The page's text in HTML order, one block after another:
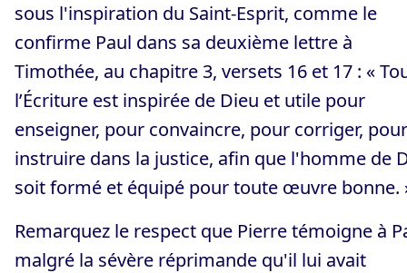
sous l'inspiration du Saint-Esprit, comme le
confirme Paul dans sa deuxième lettre à
Timothée, au chapitre 3, versets 16 et 17 : «
l’Écriture est inspirée de Dieu et utile pour
enseigner, pour convaincre, pour corriger, pour
instruire dans la justice, afin que l'homme de
soit formé et équipé pour toute œuvre bonne.
Remarquez le respect que Pierre témoigne à
malgré la sévère réprimande qu'il lui avait